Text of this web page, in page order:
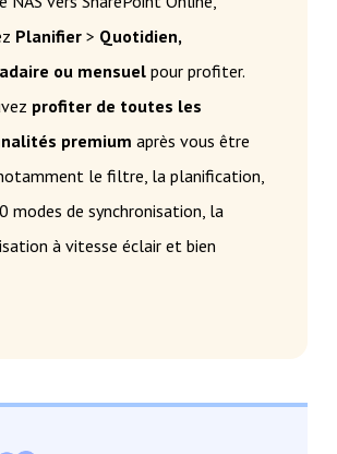
Planifier> Quotidien,
ou mensuelpour profiter.
profiter de toutes les
premium après vous être
notamment le filtre, la planification,
modes de synchronisation, la
à vitesse éclair et bien